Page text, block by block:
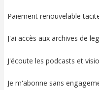
Paiement renouvelable
J'ai accès aux archives de
J'écoute les podcasts et
Je m'abonne sans